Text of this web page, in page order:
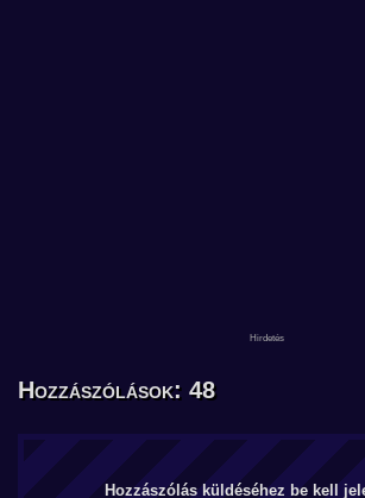
Hozzászólások: 48
Hozzászólás küldéséhez be kell